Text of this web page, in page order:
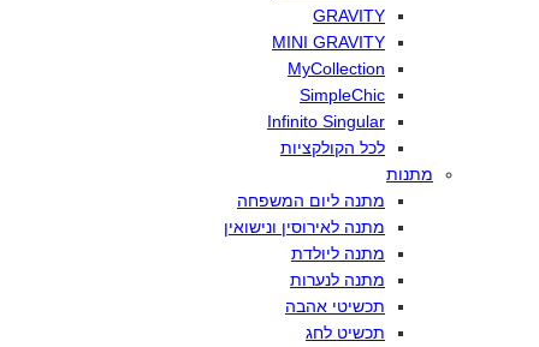
GRAVITY
MINI GRAVITY
MyCollection
SimpleChic
Infinito Singular
לכל הקולקציות
מתנות
מתנה ליום המשפחה
מתנה לאירוסין ונישואין
מתנה ליולדת
מתנה לנערות
תכשיטי אהבה
תכשיט לחג